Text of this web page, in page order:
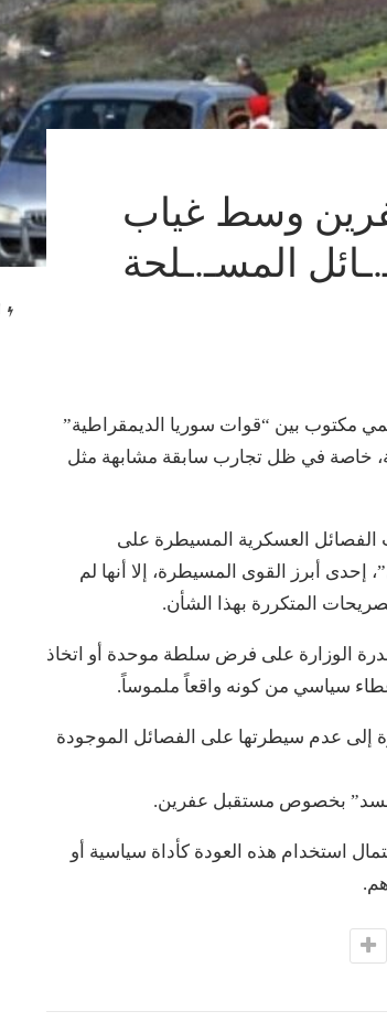
وسط غياب
المسـ.ـلحة
مكتوب بين “قوات سوريا الديمقراطية”
خاصة في ظل تجارب سابقة مشابهة مثل
العسكرية المسيطرة على
أبرز القوى المسيطرة، إلا أنها لم
المتكررة بهذا الشأن.
الوزارة على فرض سلطة موحدة أو اتخاذ
سياسي من كونه واقعاً ملموساً.
إلى عدم سيطرتها على الفصائل الموجودة
بخصوص مستقبل عفرين.
استخدام هذه العودة كأداة سياسية أو